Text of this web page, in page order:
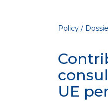
Policy /
UE